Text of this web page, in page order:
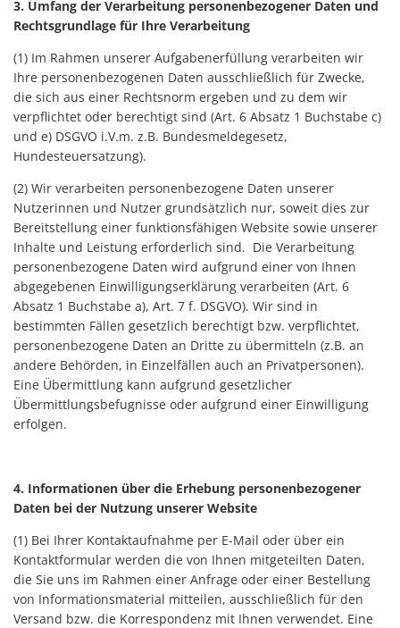
3. Umfang der Verarbeitung personenbezogener Daten und
Rechtsgrundlage für Ihre Verarbeitung
(1) Im Rahmen unserer Aufgabenerfüllung verarbeiten wir
Ihre personenbezogenen Daten ausschließlich für Zwecke,
die sich aus einer Rechtsnorm ergeben und zu dem wir
verpflichtet oder berechtigt sind (Art. 6 Absatz 1 Buchstabe c)
und e) DSGVO i.V.m. z.B. Bundesmeldegesetz,
Hundesteuersatzung).
(2) Wir verarbeiten personenbezogene Daten unserer
Nutzerinnen und Nutzer grundsätzlich nur, soweit dies zur
Bereitstellung einer funktionsfähigen Website sowie unserer
Inhalte und Leistung erforderlich sind. Die Verarbeitung
personenbezogene Daten wird aufgrund einer von Ihnen
abgegebenen Einwilligungserklärung verarbeiten (Art. 6
Absatz 1 Buchstabe a), Art. 7 f. DSGVO). Wir sind in
bestimmten Fällen gesetzlich berechtigt bzw. verpflichtet,
personenbezogene Daten an Dritte zu übermitteln (z.B. an
andere Behörden, in Einzelfällen auch an Privatpersonen).
Eine Übermittlung kann aufgrund gesetzlicher
Übermittlungsbefugnisse oder aufgrund einer Einwilligung
erfolgen.
4. Informationen über die Erhebung personenbezogener
Daten bei der Nutzung unserer Website
(1) Bei Ihrer Kontaktaufnahme per E-Mail oder über ein
Kontaktformular werden die von Ihnen mitgeteilten Daten,
die Sie uns im Rahmen einer Anfrage oder einer Bestellung
von Informationsmaterial mitteilen, ausschließlich für den
Versand bzw. die Korrespondenz mit Ihnen verwendet. Eine